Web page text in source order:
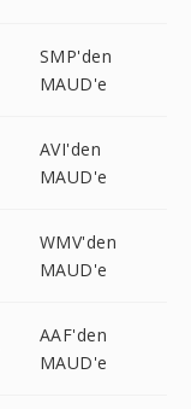
SMP'den
MAUD'e
AVI'den
MAUD'e
WMV'den
MAUD'e
AAF'den
MAUD'e